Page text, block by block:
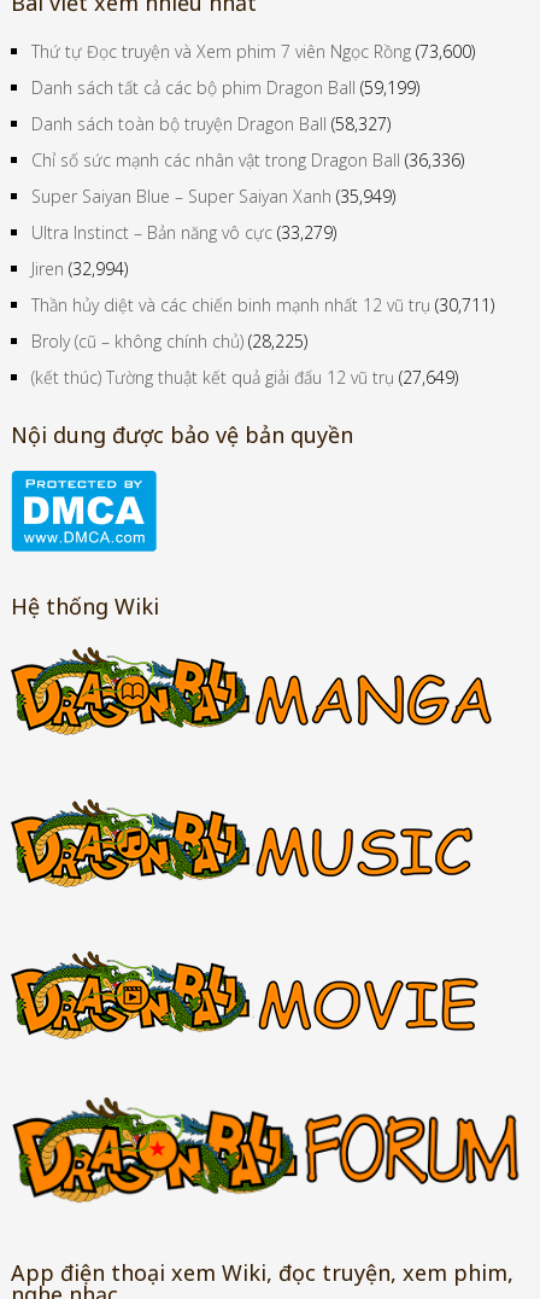
Thứ tự Đọc truyện và Xem phim 7 viên Ngọc Rồng (73,600)
Danh sách tất cả các bộ phim Dragon Ball (59,199)
Danh sách toàn bộ truyện Dragon Ball (58,327)
Chỉ số sức mạnh các nhân vật trong Dragon Ball (36,336)
Super Saiyan Blue – Super Saiyan Xanh (35,949)
Ultra Instinct – Bản năng vô cực (33,279)
Jiren (32,994)
Thần hủy diệt và các chiến binh mạnh nhất 12 vũ trụ (30,711)
Broly (cũ – không chính chủ) (28,225)
(kết thúc) Tường thuật kết quả giải đấu 12 vũ trụ (27,649)
Nội dung được bảo vệ bản quyền
Hệ thống Wiki
App điện thoại xem Wiki, đọc truyện, xem phim,